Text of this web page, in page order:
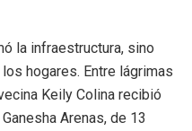
la infraestructura, sino
hogares. Entre lágrimas
Keily Colina recibió
Arenas, de 13